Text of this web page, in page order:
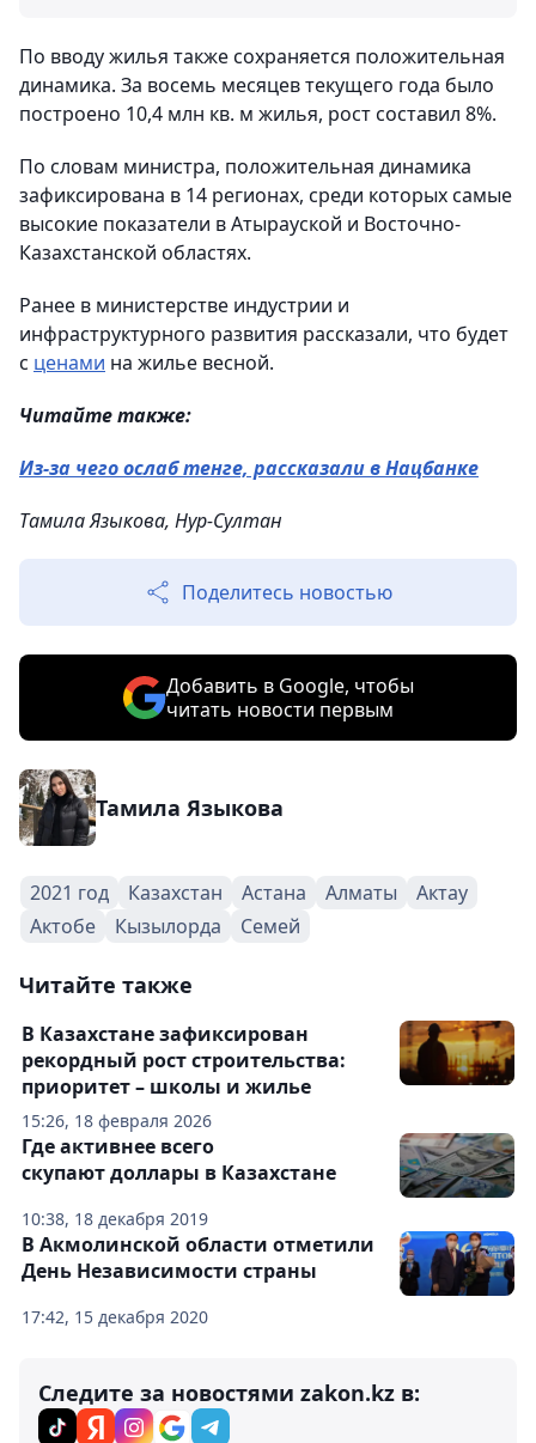
По вводу жилья также сохраняется положительная
динамика. За восемь месяцев текущего года было
построено 10,4 млн кв. м жилья, рост составил 8%.
По словам министра, положительная динамика
зафиксирована в 14 регионах, среди которых самые
высокие показатели в Атырауской и Восточно-
Казахстанской областях.
Ранее в министерстве индустрии и
инфраструктурного развития рассказали, что будет
с ценами на жилье весной.
Читайте также:
Из-за чего ослаб тенге, рассказали в Нацбанке
Тамила Языкова, Нур-Султан
Поделитесь новостью
Добавить в Google, чтобы
читать новости первым
Тамила Языкова
2021 год Казахстан Астана Алматы
Актау
Актобе
Кызылорда Семей
Читайте также
15:26, 18 февраля 2026
В Казахстане зафиксирован
рекордный рост строительства:
приоритет – школы и жилье
10:38, 18 декабря 2019
Где активнее всего
скупают доллары в Казахстане
17:42, 15 декабря 2020
В Акмолинской области отметили
День Независимости страны
Следите за новостями zakon.kz в: